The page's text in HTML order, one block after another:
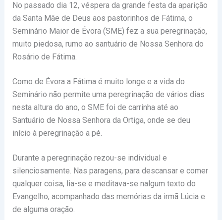
No passado dia 12, véspera da grande festa da aparição
da Santa Mãe de Deus aos pastorinhos de Fátima, o
Seminário Maior de Évora (SME) fez a sua peregrinação,
muito piedosa, rumo ao santuário de Nossa Senhora do
Rosário de Fátima.
Como de Évora a Fátima é muito longe e a vida do
Seminário não permite uma peregrinação de vários dias
nesta altura do ano, o SME foi de carrinha até ao
Santuário de Nossa Senhora da Ortiga, onde se deu
início à peregrinação a pé.
Durante a peregrinação rezou-se individual e
silenciosamente. Nas paragens, para descansar e comer
qualquer coisa, lia-se e meditava-se nalgum texto do
Evangelho, acompanhado das memórias da irmã Lúcia e
de alguma oração.